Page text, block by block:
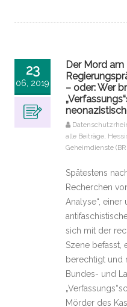
23
06, 2019
Der Mord am
– oder: Wer
alle Beiträge
Geheimdienste
Spätestens
Recherchen
Analyse“, einer
sich mit der
Szene befasst,
berechtigt und
Bundes- und
Mörder des